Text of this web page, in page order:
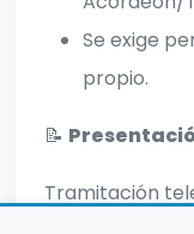
Se exige
propio.
📝
Tramitación